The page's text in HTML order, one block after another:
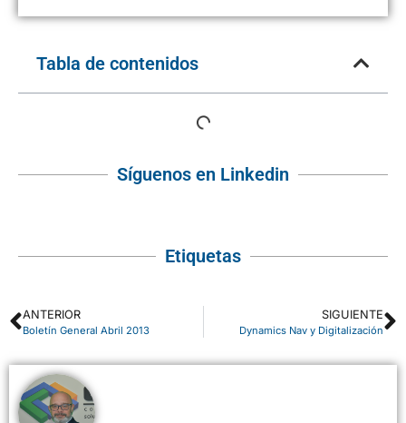
Tabla de contenidos
Síguenos en Linkedin
Etiquetas
ANTERIOR
Boletín General Abril 2013
SIGUIENTE
Dynamics Nav y Digitalización